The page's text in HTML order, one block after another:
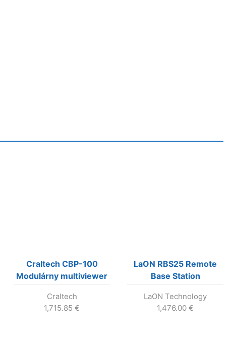
Craltech CBP-100
Modulárny multiviewer
Craltech
1,715.85€
LaON RBS25 Remote
Base Station
LaON Technology
1,476.00€